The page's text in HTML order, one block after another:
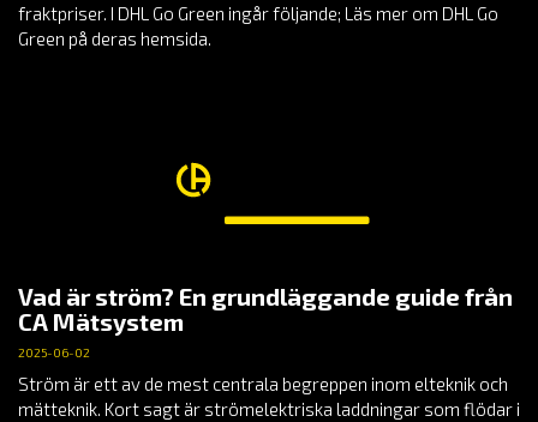
fraktpriser. I DHL Go Green ingår följande; Läs mer om DHL Go
Green på deras hemsida.
Vad är ström? En grundläggande guide från
CA Mätsystem
2025-06-02
Ström är ett av de mest centrala begreppen inom elteknik och
mätteknik. Kort sagt är strömelektriska laddningar som flödar i